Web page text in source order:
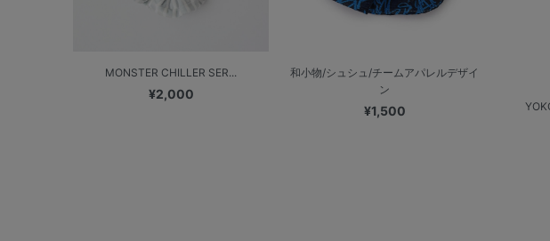
MONSTER CHILLER SER...
¥2,000
和小物/シュシュ/チームアパレルデザイ
ン
¥1,500